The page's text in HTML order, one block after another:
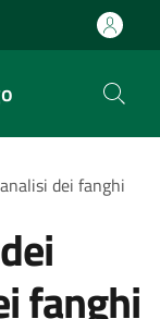
dei fanghi
fanghi